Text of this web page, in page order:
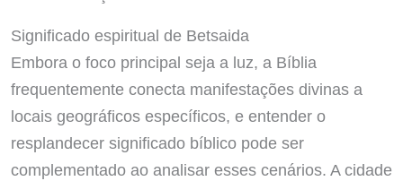
Significado espiritual de Betsaida
Embora o foco principal seja a luz, a Bíblia
frequentemente conecta manifestações divinas a
locais geográficos específicos, e entender o
resplandecer significado bíblico pode ser
complementado ao analisar esses cenários. A cidade